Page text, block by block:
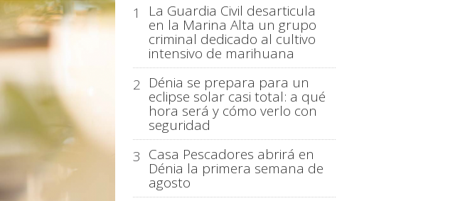
1 La Guardia Civil desarticula
en la Marina Alta un grupo
criminal dedicado al cultivo
intensivo de marihuana
2 Dénia se prepara para un
eclipse solar casi total: a qué
hora será y cómo verlo con
seguridad
3 Casa Pescadores abrirá en
Dénia la primera semana de
agosto